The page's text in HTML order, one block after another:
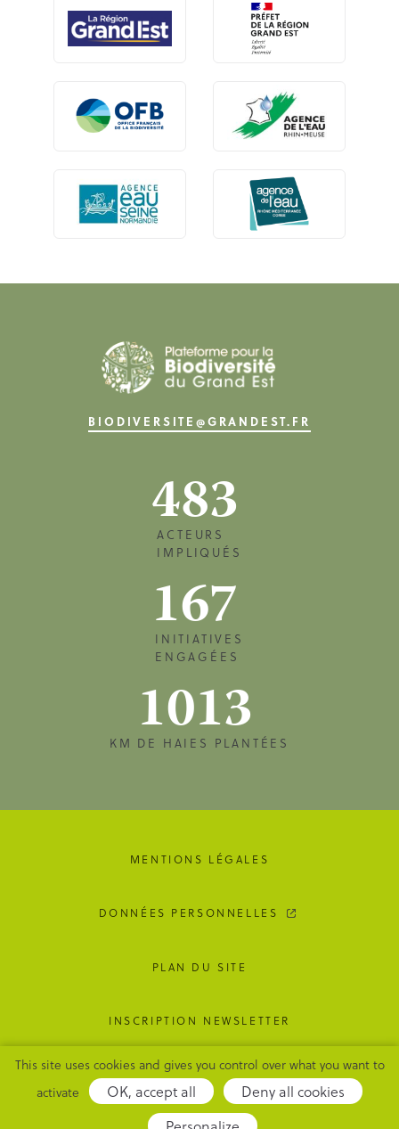
BIODIVERSITE@GRANDEST.FR
483
ACTEURS
IMPLIQUÉS
167
INITIATIVES
ENGAGÉES
1013
KM DE HAIES PLANTÉES
MENTIONS LÉGALES
DONNÉES PERSONNELLES
PLAN DU SITE
INSCRIPTION NEWSLETTER
GESTION DES COOKIES
Adipso,
This site uses cookies and gives you control over what you want to
activate
OK, accept all
Deny all cookies